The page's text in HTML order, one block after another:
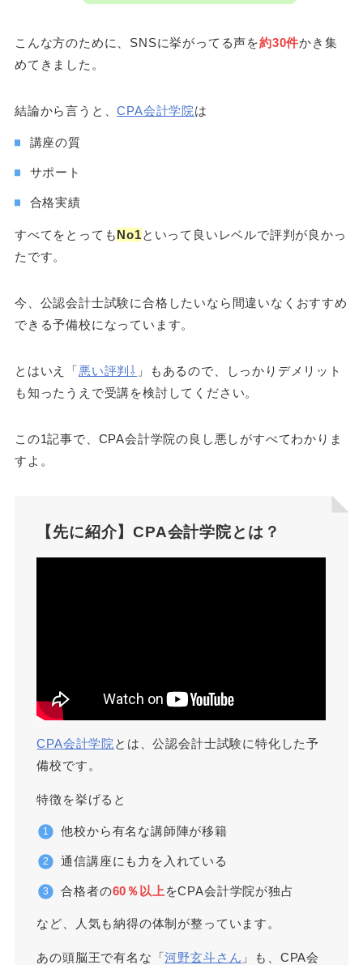
こんな方のために、SNSに挙がってる声を約30件かき集
めてきました。
結論から言うと、CPA会計学院は
講座の質
サポート
合格実績
すべてをとってもNo1といって良いレベルで評判が良かっ
たです。
今、公認会計士試験に合格したいなら間違いなくおすすめ
できる予備校になっています。
とはいえ「悪い評判⇩ 」もあるので、しっかりデメリット
も知ったうえで受講を検討してください。
この1記事で、CPA会計学院の良し悪しがすべてわかりま
すよ。
【先に紹介】CPA会計学院とは？
CPA会計学院 とは、公認会計士試験に特化した予
備校です。
特徴を挙げると
他校から有名な講師陣が移籍
通信講座にも力を入れている
合格者の60％以上 をCPA会計学院が独占
など、人気も納得の体制が整っています。
あの頭脳王で有名な「河野玄斗さん 」も、CPA会